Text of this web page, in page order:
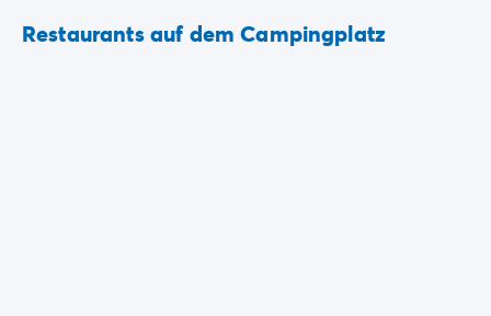
Restaurants auf dem Campingplatz